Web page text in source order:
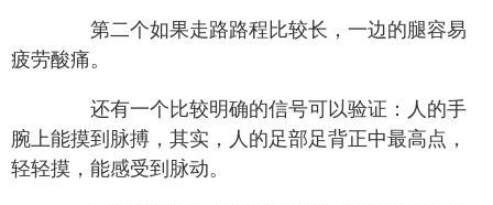
第二个如果走路路程比较长，一边的腿容易
疲劳酸痛。
还有一个比较明确的信号可以验证：人的手
腕上能摸到脉搏，其实，人的足部足背正中最高点，
轻轻摸，能感受到脉动。